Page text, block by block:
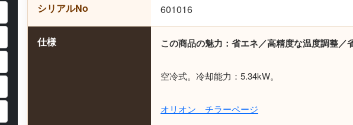
シリアルNo 601016
仕様 この商品の魅力：省エネ／高精度な温度調整／
空冷式。冷却能力：5.34kW。
オリオン チラーページ